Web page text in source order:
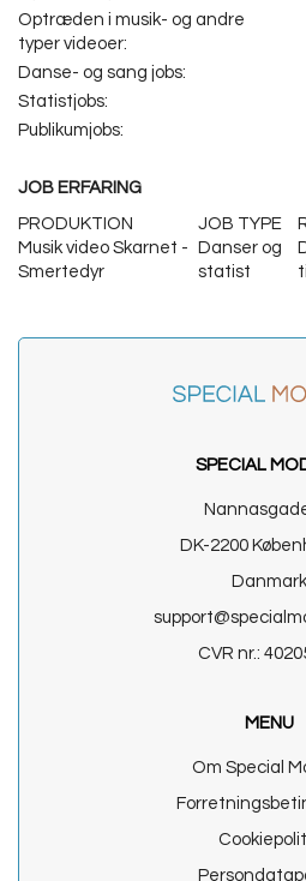
Optræden i musik- og andre
typer videoer:
Danse- og sang jobs:
Statistjobs:
Publikumjobs:
JOB ERFARING
PRODUKTION
JOB TYPE
Musik video Skarnet -
Smertedyr
Danser og
statist
SPECIAL
DK-2200
Danmark
CVR nr.:
MENU
Om Special